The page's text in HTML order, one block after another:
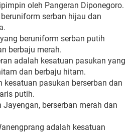
oleh Pangeran Diponegoro.
serban hijau dan
beruniform serban putih
berbaju merah.
adalah kesatuan pasukan yang
dan berbaju hitam.
kesatuan pasukan berserban dan
putih.
berserban merah dan
adalah kesatuan